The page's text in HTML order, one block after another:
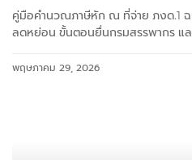
คู่มือคำนวณภาษีหัก ณ ที่จ่าย ภงด.1
ลดหย่อน ขั้นตอนยื่นกรมสรรพากร แล
พฤษภาคม 29, 2026